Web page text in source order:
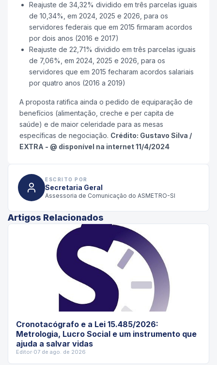
Reajuste de 34,32% dividido em três parcelas iguais
de 10,34%, em 2024, 2025 e 2026, para os
servidores federais que em 2015 firmaram acordos
por dois anos (2016 e 2017)
Reajuste de 22,71% dividido em três parcelas iguais
de 7,06%, em 2024, 2025 e 2026, para os
servidores que em 2015 fecharam acordos salariais
por quatro anos (2016 a 2019)
A proposta ratifica ainda o pedido de equiparação de
benefícios (alimentação, creche e per capita de
saúde) e de maior celeridade para as mesas
específicas de negociação. Crédito: Gustavo Silva /
EXTRA - @ disponível na internet 11/4/2024
ESCRITO POR
Secretaria Geral
Assessoria de Comunicação do ASMETRO-SI
Artigos Relacionados
Cronotacógrafo e a Lei 15.485/2026:
Metrologia, Lucro Social e um instrumento que
ajuda a salvar vidas
Editor·07 de ago. de 2026